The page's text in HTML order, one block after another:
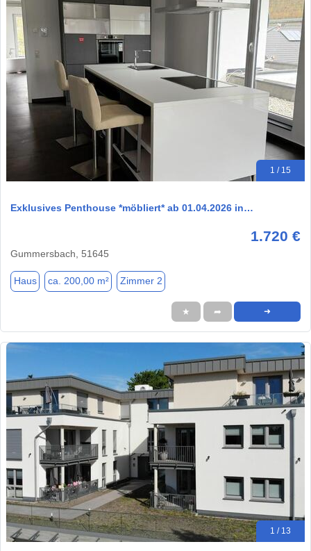
1 / 15
Exklusives Penthouse *möbliert* ab 01.04.2026 in…
1.720 €
Gummersbach, 51645
Haus ca. 200,00 m² Zimmer 2
★ ➦ ➜
1 / 13